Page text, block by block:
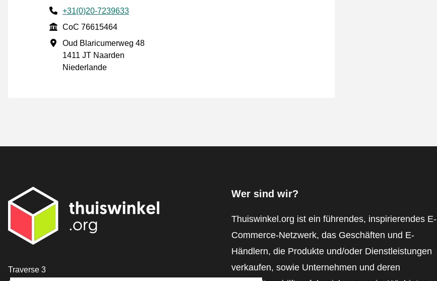
Phone number
+31(0)20-7239633
CoC
CoC 76615464
Geschäftsadresse
Oud Blaricumerweg 48
1411 JT Naarden
Niederlande
[_General:Contact]
Traverse 3
Wer sind wir?
Thuiswinkel.org ist ein führendes, inspirierendes E-
Commerce-Netzwerk, das Geschäften und E-
Händlern, die Produkte und/oder Dienstleistungen
verkaufen, sowie Unternehmen und deren